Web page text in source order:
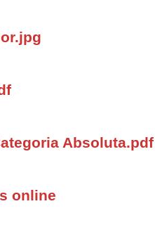
Absoluta.pdf
online